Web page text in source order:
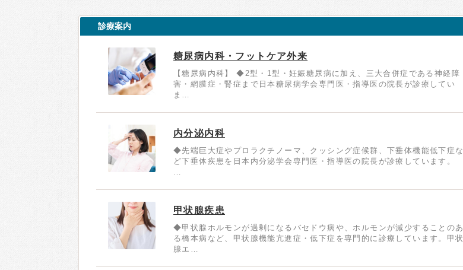
診療案内
糖尿病内科・フットケア外来
【糖尿病内科】 ◆2型・1型・妊娠糖尿病に加え、三大合併症である神経障
害・網膜症・腎症まで日本糖尿病学会専門医・指導医の院長が診療してい
ま…
内分泌内科
◆先端巨大症やプロラクチノーマ、クッシング症候群、下垂体機能低下症な
ど下垂体疾患を日本内分泌学会専門医・指導医の院長が診療しています。
…
甲状腺疾患
◆甲状腺ホルモンが過剰になるバセドウ病や、ホルモンが減少することのあ
る橋本病など、甲状腺機能亢進症・低下症を専門的に診療しています。甲状
腺エ…